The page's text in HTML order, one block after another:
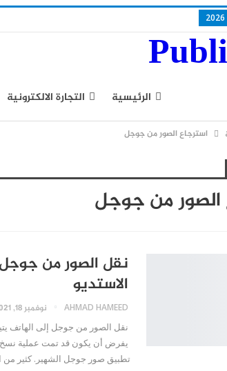
الرئيسية التجارة الالكترونية
سياسة الخصوصية
استرجاع الصور من جوجل
الصور من جوجل
نقل الصور من
الاستديو
AHMAD HAMEED نوفمبر 18, 2021
نقل الصور من جوجل إلى الهاتف
يفرض أن يكون قد تمت عملية نسخ
تطبيق صور جوجل الشهير. كثير من